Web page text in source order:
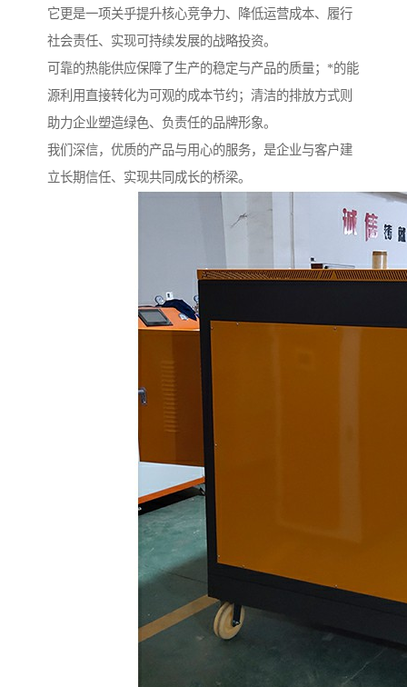
它更是一项关乎提升核心竞争力、降低运营成本、履行
社会责任、实现可持续发展的战略投资。
可靠的热能供应保障了生产的稳定与产品的质量；*的能
源利用直接转化为可观的成本节约；清洁的排放方式则
助力企业塑造绿色、负责任的品牌形象。
我们深信，优质的产品与用心的服务，是企业与客户建
立长期信任、实现共同成长的桥梁。